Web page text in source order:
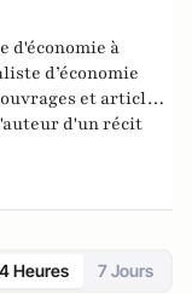
d'économie à
d’économie
et articles
d'un récit
J.M. Keynes
Heures 7 Jours